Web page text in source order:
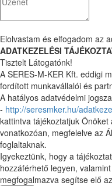
Elolvastam és elfogadom az
ADATKEZELÉSI
Tisztelt Látogatónk!
A SERES-M-KER Kft. eddigi
fordított munkavállalói és
A hatályos adatvédelmi
- http://seresmker.hu/
kattintva tájékoztatjuk
vonatkozóan, megfelelve az
foglaltaknak.
Igyekeztünk, hogy a
hozzáférhető legyen,
megfogalmazva segítse elő